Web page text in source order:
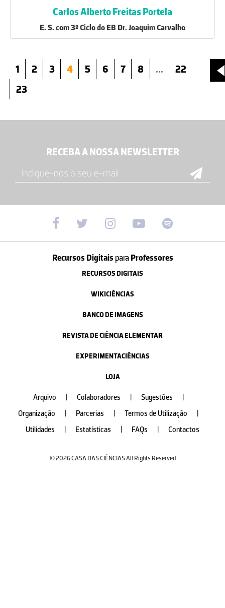
Carlos Alberto Freitas Portela
E. S. com 3º Ciclo do EB Dr. Joaquim Carvalho
1 2 3 4 5 6 7 8 ...
22
23
RECEBA A NOSSA NEWSLETTER
Recursos Digitais paraProfessores
RECURSOS DIGITAIS
WIKICIÊNCIAS
BANCO DE IMAGENS
REVISTA DE CIÊNCIA ELEMENTAR
EXPERIMENTACIÊNCIAS
LOJA
Arquivo Colaboradores Sugestões
Organização
Parcerias Termos de Utilização
Utilidades
Estatísticas FAQs Contactos
© 2026 CASA DAS CIÊNCIAS All Rights Reserved